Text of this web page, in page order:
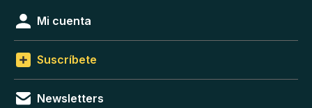
Mi cuenta
Suscríbete
Newsletters